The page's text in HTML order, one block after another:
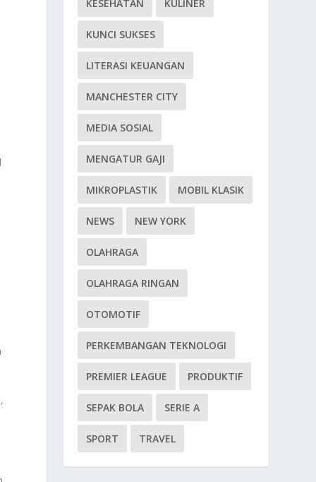
KESEHATAN KULINER
KUNCI SUKSES
LITERASI KEUANGAN
MANCHESTER CITY
MEDIA SOSIAL
MENGATUR GAJI
MIKROPLASTIK MOBIL KLASIK
NEWS NEW YORK
OLAHRAGA
OLAHRAGA RINGAN
OTOMOTIF
PERKEMBANGAN TEKNOLOGI
PREMIER LEAGUE PRODUKTIF
SEPAK BOLA SERIE A
SPORT TRAVEL